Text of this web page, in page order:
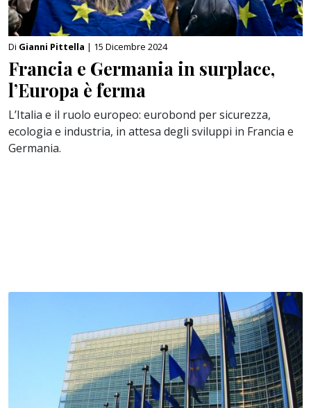
Di Gianni Pittella | 15 Dicembre 2024
Francia e Germania in surplace,
l’Europa è ferma
L’Italia e il ruolo europeo: eurobond per sicurezza,
ecologia e industria, in attesa degli sviluppi in Francia e
Germania.